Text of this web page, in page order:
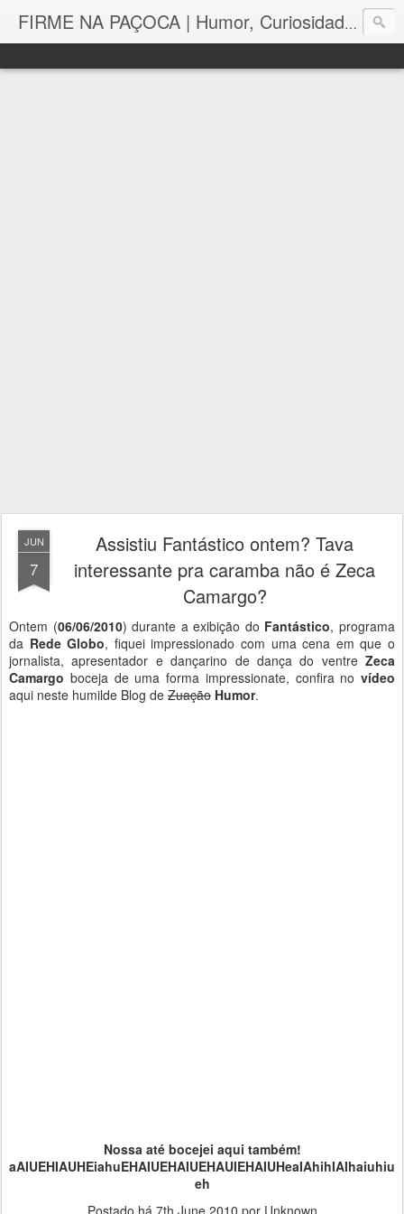
FIRME NA PAÇOCA | Humor, Curiosidades, Tutoriais e Muito mais
JUN
7
Assistiu Fantástico ontem? Tava
interessante pra caramba não é Zeca
Camargo?
Ontem (06/06/2010) durante a exibição do Fantástico, programa
da Rede Globo, fiquei impressionado com uma cena em que o
jornalista, apresentador e dançarino de dança do ventre Zeca
Camargo boceja de uma forma impressionate, confira no vídeo
aqui neste humilde Blog de Zuação Humor.
Nossa até bocejei aqui também!
aAIUEHIAUHEiahuEHAIUEHAIUEHAUIEHAIUHeaIAhihIAIhaiuhiu
eh
Postado há 7th June 2010 por Unknown